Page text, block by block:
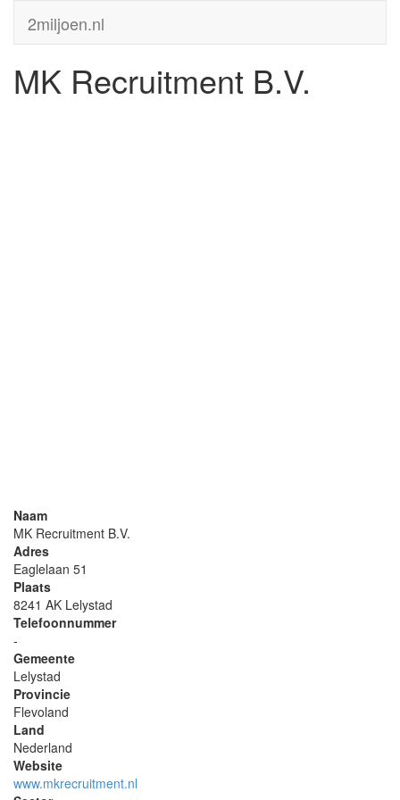
2miljoen.nl
MK Recruitment B.V.
Naam
MK Recruitment B.V.
Adres
Eaglelaan 51
Plaats
8241 AK Lelystad
Telefoonnummer
-
Gemeente
Lelystad
Provincie
Flevoland
Land
Nederland
Website
www.mkrecruitment.nl